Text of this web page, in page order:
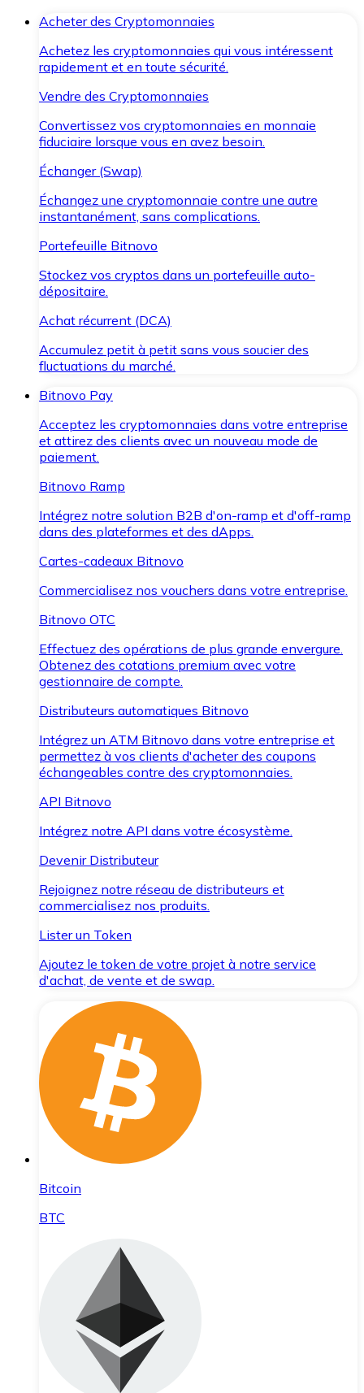
Acheter des Cryptomonnaies
Achetez les cryptomonnaies qui vous intéressent
rapidement et en toute sécurité.
Vendre des Cryptomonnaies
Convertissez vos cryptomonnaies en monnaie
fiduciaire lorsque vous en avez besoin.
Échanger (Swap)
Échangez une cryptomonnaie contre une autre
instantanément, sans complications.
Portefeuille Bitnovo
Stockez vos cryptos dans un portefeuille auto-
dépositaire.
Achat récurrent (DCA)
Accumulez petit à petit sans vous soucier des
fluctuations du marché.
Bitnovo Pay
Acceptez les cryptomonnaies dans votre entreprise
et attirez des clients avec un nouveau mode de
paiement.
Bitnovo Ramp
Intégrez notre solution B2B d'on-ramp et d'off-ramp
dans des plateformes et des dApps.
Cartes-cadeaux Bitnovo
Commercialisez nos vouchers dans votre entreprise.
Bitnovo OTC
Effectuez des opérations de plus grande envergure.
Obtenez des cotations premium avec votre
gestionnaire de compte.
Distributeurs automatiques Bitnovo
Intégrez un ATM Bitnovo dans votre entreprise et
permettez à vos clients d'acheter des coupons
échangeables contre des cryptomonnaies.
API Bitnovo
Intégrez notre API dans votre écosystème.
Devenir Distributeur
Rejoignez notre réseau de distributeurs et
commercialisez nos produits.
Lister un Token
Ajoutez le token de votre projet à notre service
d'achat, de vente et de swap.
Bitcoin
BTC